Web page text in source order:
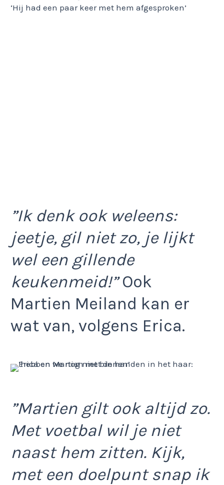
”Ik denk ook weleens:
jeetje, gil niet zo, je lijkt
wel een gillende
keukenmeid!”Ook
Martien Meiland kan er
wat van, volgens Erica.
”Martien gilt ook altijd zo.
Met voetbal wil je niet
naast hem zitten. Kijk,
met een doelpunt snap ik